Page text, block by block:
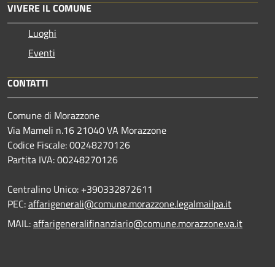
VIVERE IL COMUNE
Luoghi
Eventi
CONTATTI
Comune di Morazzone
Via Mameli n.16 21040 VA Morazzone
Codice Fiscale: 00248270126
Partita IVA: 00248270126
Centralino Unico: +390332872611
PEC:affarigenerali@comune.morazzone.legalmailpa.it
MAIL:affarigeneralifinanziario@comune.morazzone.va.it